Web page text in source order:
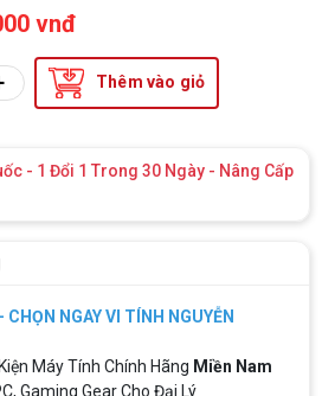
vnđ
Thêm vào giỏ
- 1 Đổi 1 Trong 30 Ngày - Nâng Cấp
CHỌN NGAY VI TÍNH NGUYỄN
Máy Tính Chính Hãng Miền Nam
Gaming Gear Cho Đại Lý